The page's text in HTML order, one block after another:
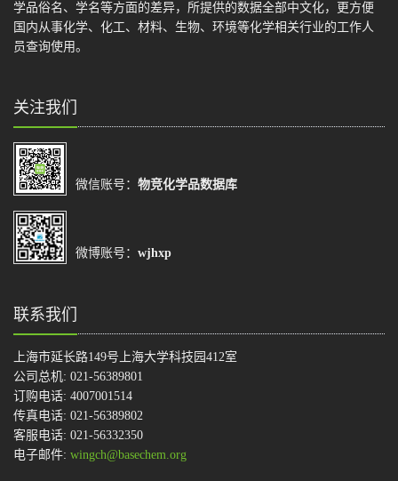
学品俗名、学名等方面的差异，所提供的数据全部中文化，更方便
国内从事化学、化工、材料、生物、环境等化学相关行业的工作人
员查询使用。
关注我们
微信账号： 物竞化学品数据库
微博账号： wjhxp
联系我们
上海市延长路149号上海大学科技园412室
公司总机: 021-56389801
订购电话: 4007001514
传真电话: 021-56389802
客服电话: 021-56332350
电子邮件: wingch@basechem.org